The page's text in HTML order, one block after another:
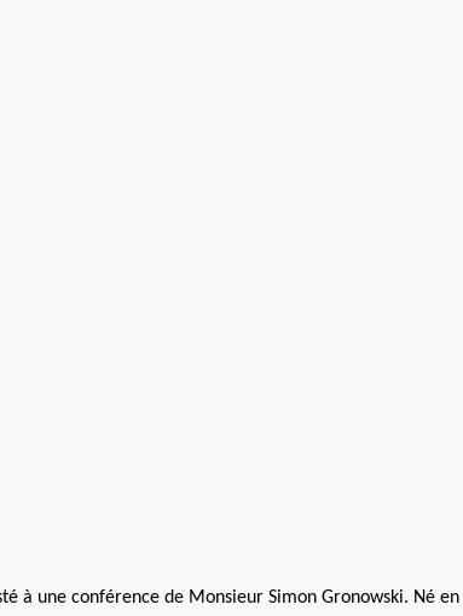
à une conférence de Monsieur Simon Gronowski. Né en